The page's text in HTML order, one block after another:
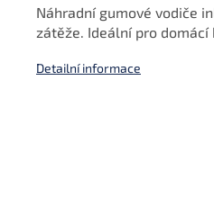
cena:
Náhradní gumové vodiče
zátěže. Ideální pro
Detailní informace